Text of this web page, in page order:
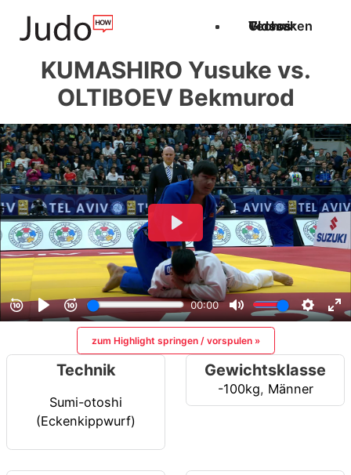
Techniken
Videos
Glossar
KUMASHIRO Yusuke vs.
OLTIBOEV Bekmurod
zum Highlight springen / vorspulen »
Technik
Sumi-otoshi
(Eckenkippwurf)
Gewichtsklasse
-100kg, Männer